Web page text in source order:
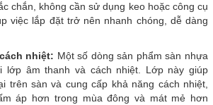
chắn, không cần sử dụng keo hoặc công cụ
việc lắp đặt trở nên nhanh chóng, dễ dàng
nhiệt: Một số dòng sản phẩm sàn nhựa
lớp âm thanh và cách nhiệt. Lớp này giúp
trên sàn và cung cấp khả năng cách nhiệt,
áp hơn trong mùa đông và mát mẻ hơn